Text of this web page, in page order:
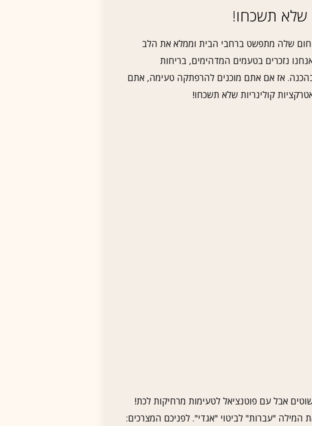
שלא תשכחו!
שלה מתפשט ברחבי הבית וממלא את הלב
נזכרים בטעמים המדהימים, בריחות
אז אם אתם מוכנים להרפתקה טעימה, אתם
קולינריות שלא תשכחו!
אבל עם פוטנציאל לטעימות מרחיקות לכת!
המילה "עברות" לביטוי "אגדי". לפניכם המצרכים: